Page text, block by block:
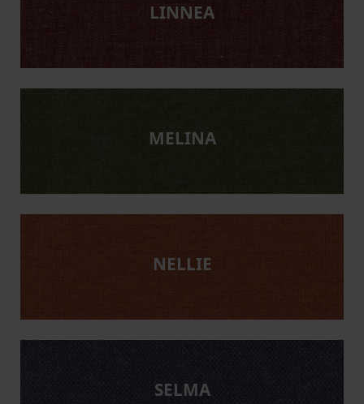
LINNEA
MELINA
NELLIE
SELMA